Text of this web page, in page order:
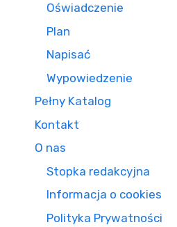
Oświadczenie
Plan
Napisać
Wypowiedzenie
Pełny Katalog
Kontakt
O nas
Stopka redakcyjna
Informacja o cookies
Polityka Prywatności